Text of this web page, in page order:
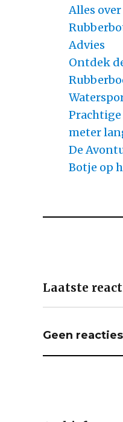
Alles
Advies
Ontdek
Prachtige
meter
De
Botje op
Laatste
Geen